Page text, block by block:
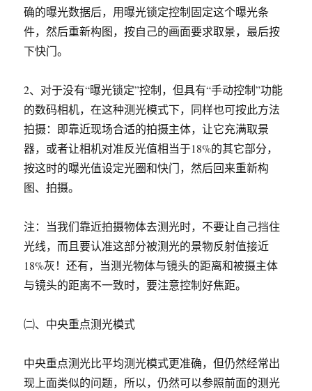
确的曝光数据后，用曝光锁定控制固定这个曝光条
件，然后重新构图，按自己的画面要求取景，最后按
下快门。
2、对于没有“曝光锁定”控制，但具有“手动控制”功能
的数码相机，在这种测光模式下，同样也可按此方法
拍摄：即靠近现场合适的拍摄主体，让它充满取景
器，或者让相机对准反光值相当于18%的其它部分，
按这时的曝光值设定光圈和快门，然后回来重新构
图、拍摄。
注：当我们靠近拍摄物体去测光时，不要让自己挡住
光线，而且要认准这部分被测光的景物反射值接近
18%灰！还有，当测光物体与镜头的距离和被摄主体
与镜头的距离不一致时，要注意控制好焦距。
㈡、中央重点测光模式
中央重点测光比平均测光模式更准确，但仍然经常出
现上面类似的问题，所以，仍然可以参照前面的测光